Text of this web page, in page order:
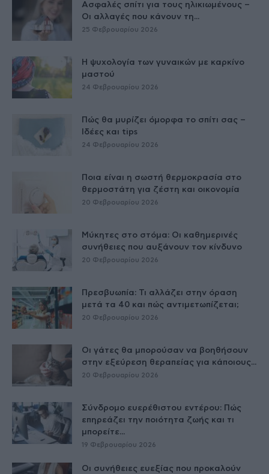
Ασφαλές σπίτι για τους ηλικιωμένους –
Οι αλλαγές που κάνουν τη...
25 Φεβρουαρίου 2026
Η ψυχολογία των γυναικών με καρκίνο
μαστού
24 Φεβρουαρίου 2026
Πώς θα μυρίζει όμορφα το σπίτι σας –
Ιδέες και tips
24 Φεβρουαρίου 2026
Ποια είναι η σωστή θερμοκρασία στο
θερμοστάτη για ζέστη και οικονομία
20 Φεβρουαρίου 2026
Μύκητες στο στόμα: Οι καθημερινές
συνήθειες που αυξάνουν τον κίνδυνο
20 Φεβρουαρίου 2026
Πρεσβυωπία: Τι αλλάζει στην όραση
μετά τα 40 και πώς αντιμετωπίζεται;
20 Φεβρουαρίου 2026
Οι γάτες θα μπορούσαν να βοηθήσουν
στην εξεύρεση θεραπείας για κάποιους...
20 Φεβρουαρίου 2026
Σύνδρομο ευερέθιστου εντέρου: Πώς
επηρεάζει την ποιότητα ζωής και τι
μπορείτε...
19 Φεβρουαρίου 2026
Οι συνήθειες ευεξίας που προκαλούν